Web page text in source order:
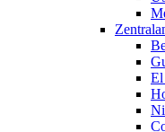
El